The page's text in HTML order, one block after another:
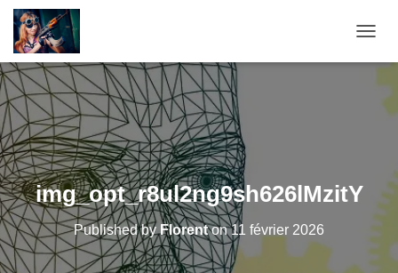
U
R
img_opt_r8ul2ng9sh626lMzitY
Published byFlorenton11 février 2026